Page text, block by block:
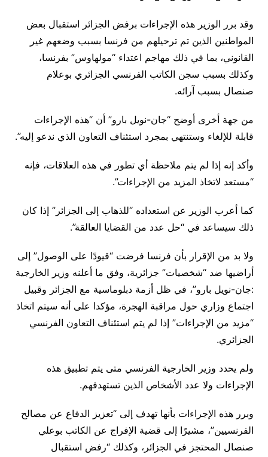
وقد برر الوزير هذه الإجراءات برفض الجزائر استقبال بعض
المواطنين الذين تم ترحيلهم من فرنسا بسبب وضعهم غير
القانوني، بما في ذلك مهاجم اعتداء “مولهاوس” بفرنسا،
وكذلك بسبب سجن الكاتب الفرنسي الجزائري بوعلام
صنصال بسبب آرائه.
من جهة أخرى أوضح “جان-نويل بارو” أن “هذه الإجراءات
قابلة للإلغاء وستنتهي بمجرد استئناف التعاون الذي ندعو إليه”.
وأكد إنه إذا لم يتم ملاحظة أي تطور في هذه العلاقات، فإنه
“مستعد لاتخاذ المزيد من الإجراءات”.
كما أعرب الوزير عن استعداده “للذهاب إلى الجزائر” إذا كان
ذلك سيساعد في “حل عدد من القضايا العالقة”.
ولا بد من الإقرار بأن فرنسا فرضت “قيودًا على الوصول” إلى
أراضيها ضد “شخصيات” جزائرية، وفق ما أعلنه وزير الخارجية
:جان-نويل بارو”، في ظل أزمة دبلوماسية مع الجزائر وقبيل
اجتماع وزاري حول مراقبة الهجرة، مؤكدا على أنه سيتم اتخاذ
“مزيد من الإجراءات” إذا لم يتم استئناف التعاون الفرنسي
الجزائري.
ولم يحدد وزير الخارجية الفرنسي متى يتم تطبيق هذه
الإجراءات ولا عدد الأشخاص الذين تستهدفهم.
وبرر هذه الإجراءات بأنها تهدف إلى “تعزيز الدفاع عن مصالح
الفرنسيين”، مشيرًا إلى قضية الإفراج عن الكاتب بوعلي
صنصال المحتجز في الجزائر، وكذلك “رفض استقبال